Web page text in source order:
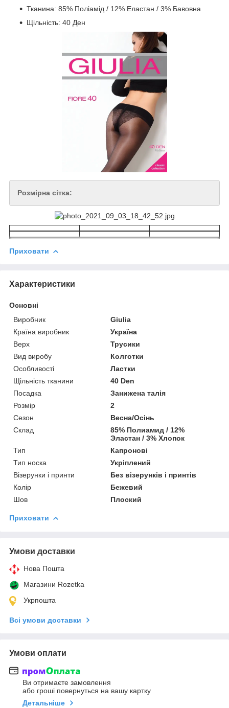
Тканина: 85% Поліамід / 12% Еластан / 3% Бавовна
Щільність: 40 Ден
Розмірна сітка:
Приховати
Характеристики
Основні
Виробник
Giulia
Країна виробник
Україна
Верх
Трусики
Вид виробу
Колготки
Особливості
Ластки
Щільність тканини
40 Den
Посадка
Занижена талія
Розмір
2
Сезон
Весна/Осінь
Склад
85% Полиамид / 12%
Эластан / 3% Хлопок
Тип
Капронові
Тип носка
Укріплений
Візерунки і принти
Без візерунків і принтів
Колір
Бежевий
Шов
Плоский
Приховати
Умови доставки
Нова Пошта
Магазини Rozetka
Укрпошта
Всі умови доставки
Умови оплати
Ви отримаєте замовлення
або гроші повернуться на вашу картку
Детальніше